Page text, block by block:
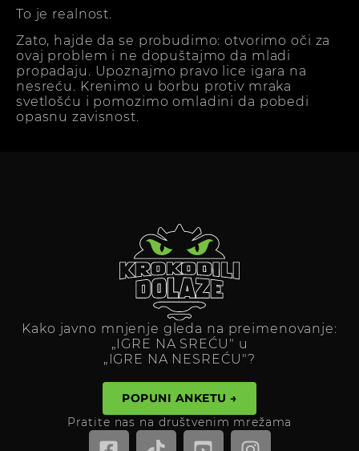
To je realnost.
Zato, hajde da se probudimo: otvorimo oči za
ovaj problem i ne dopuštajmo da mladi
propadaju. Upoznajmo pravo lice igara na
nesreću. Krenimo u borbu protiv mraka
svetlošću i pomozimo omladini da pobedi
opasnu zavisnost.
Kako javno mnjenje gleda na preimenovanje:
„IGRE NA SREĆU" u
„IGRE NA NESREĆU"?
POPUNI ANKETU →
Pratite nas na društvenim mrežama